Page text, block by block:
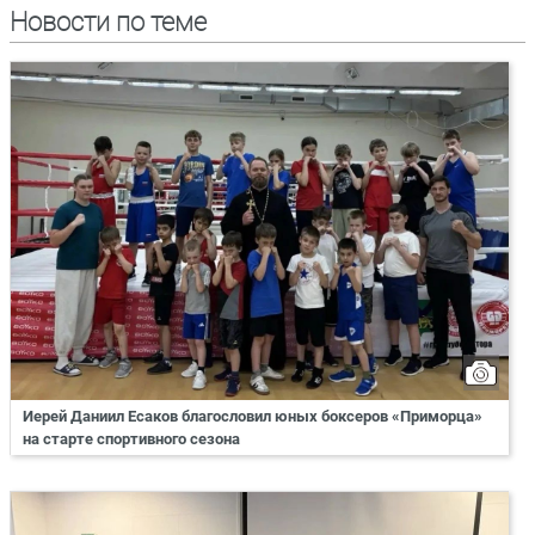
Новости по теме
Иерей Даниил Есаков благословил юных боксеров «Приморца»
на старте спортивного сезона